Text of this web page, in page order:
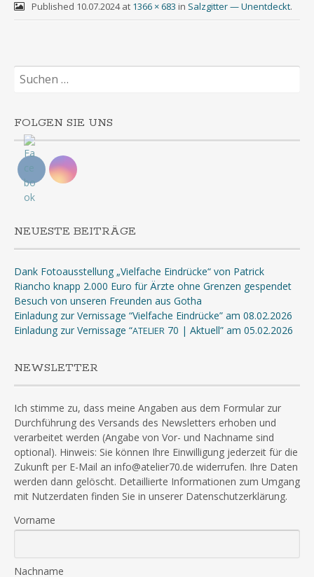
Published 10.07.2024at 1366 × 683 in Salzgitter — Unentdeckt.
Suchen
nach:
FOLGEN SIE UNS
NEUESTE BEITRÄGE
Dank Fotoausstellung „Vielfache Eindrücke“ von Patrick
Riancho knapp 2.000 Euro für Ärzte ohne Grenzen gespendet
Besuch von unseren Freunden aus Gotha
Einladung zur Vernissage “Vielfache Eindrücke” am 08.02.2026
Einladung zur Vernissage “ATELIER 70 | Aktuell” am 05.02.2026
NEWSLETTER
Ich stimme zu, dass meine Angaben aus dem Formular zur
Durchführung des Versands des Newsletters erhoben und
verarbeitet werden (Angabe von Vor- und Nachname sind
optional). Hinweis: Sie können Ihre Einwilligung jederzeit für die
Zukunft per E-Mail an info@atelier70.de widerrufen. Ihre Daten
werden dann gelöscht. Detaillierte Informationen zum Umgang
mit Nutzerdaten finden Sie in unserer Datenschutzerklärung.
Vorname
Nachname